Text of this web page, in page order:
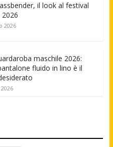
il look al festival
2026
2026
maschile 2026:
fluido in lino è il